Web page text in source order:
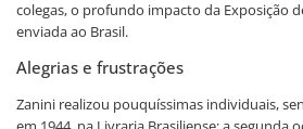
colegas, o profundo impacto da Exposição
enviada ao Brasil.
Alegrias e frustrações
Zanini realizou pouquíssimas individuais,